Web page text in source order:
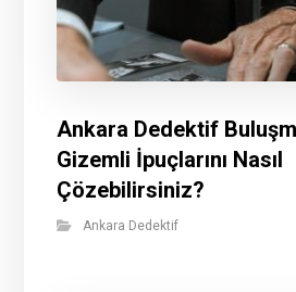
Ankara Dedektif
Gizemli İpuçlarını Nasıl
Çözebilirsiniz?
Ankara Dedektif